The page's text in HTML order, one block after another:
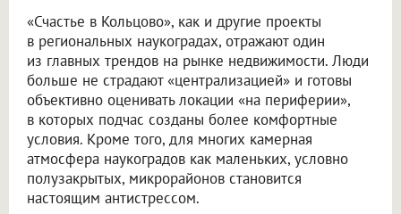
«Счастье в Кольцово», как и другие проекты
в региональных наукоградах, отражают один
из главных трендов на рынке недвижимости. Люди
больше не страдают «централизацией» и готовы
объективно оценивать локации «на периферии»,
в которых подчас созданы более комфортные
условия. Кроме того, для многих камерная
атмосфера наукоградов как маленьких, условно
полузакрытых, микрорайонов становится
настоящим антистрессом.